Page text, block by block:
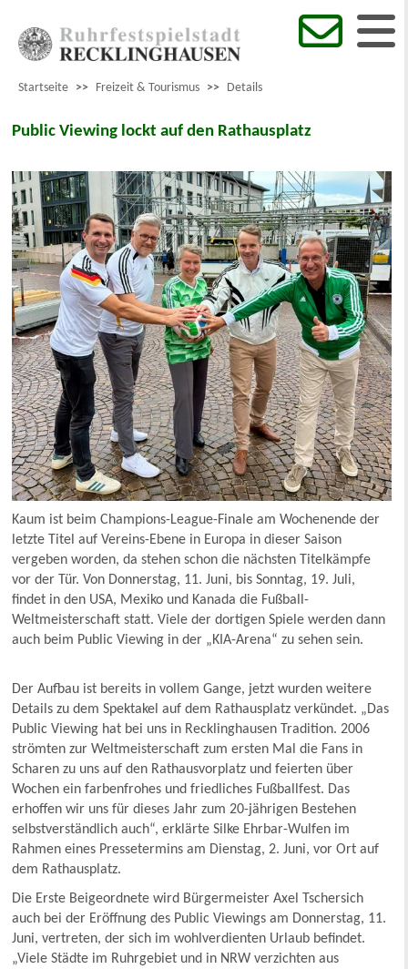
Startseite >> Freizeit & Tourismus >> Details
Public Viewing lockt auf den Rathausplatz
Kaum ist beim Champions-League-Finale am Wochenende der
letzte Titel auf Vereins-Ebene in Europa in dieser Saison
vergeben worden, da stehen schon die nächsten Titelkämpfe
vor der Tür. Von Donnerstag, 11. Juni, bis Sonntag, 19. Juli,
findet in den USA, Mexiko und Kanada die Fußball-
Weltmeisterschaft statt. Viele der dortigen Spiele werden dann
auch beim Public Viewing in der „KIA-Arena“ zu sehen sein.
Der Aufbau ist bereits in vollem Gange, jetzt wurden weitere
Details zu dem Spektakel auf dem Rathausplatz verkündet. „Das
Public Viewing hat bei uns in Recklinghausen Tradition. 2006
strömten zur Weltmeisterschaft zum ersten Mal die Fans in
Scharen zu uns auf den Rathausvorplatz und feierten über
Wochen ein farbenfrohes und friedliches Fußballfest. Das
erhoffen wir uns für dieses Jahr zum 20-jährigen Bestehen
selbstverständlich auch“, erklärte Silke Ehrbar-Wulfen im
Rahmen eines Pressetermins am Dienstag, 2. Juni, vor Ort auf
dem Rathausplatz.
Die Erste Beigeordnete wird Bürgermeister Axel Tschersich
auch bei der Eröffnung des Public Viewings am Donnerstag, 11.
Juni, vertreten, der sich im wohlverdienten Urlaub befindet.
„Viele Städte im Ruhrgebiet und in NRW verzichten aus